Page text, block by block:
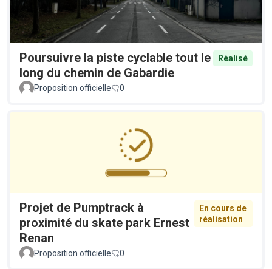
Poursuivre la piste cyclable tout le
long du chemin de Gabardie
Réalisé
Proposition officielle 0
Projet de Pumptrack à
proximité du skate park Ernest
Renan
En cours de
réalisation
Proposition officielle 0